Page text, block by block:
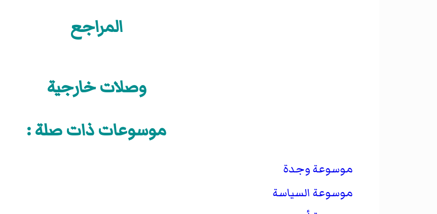
المراجع
وصلات خارجية
موسوعات ذات صلة :
موسوعة وجدة
موسوعة السياسة